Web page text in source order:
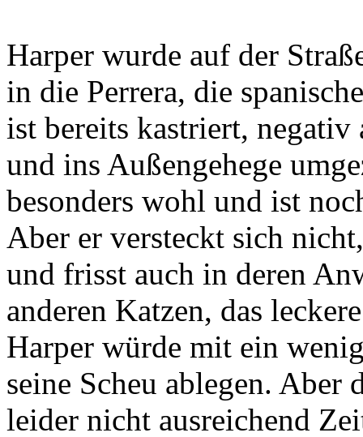
Harper wurde auf der
in die Perrera, die
ist bereits kastriert,
und ins Außengehege
besonders wohl und ist
Aber er versteckt sich
und frisst auch in deren
anderen Katzen, das
Harper würde mit ein
seine Scheu ablegen. Aber
leider nicht ausreichend